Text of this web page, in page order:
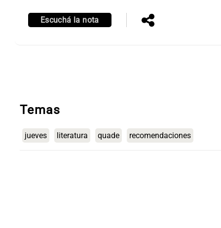
Escuchá la nota
Temas
jueves literatura quade recomendaciones